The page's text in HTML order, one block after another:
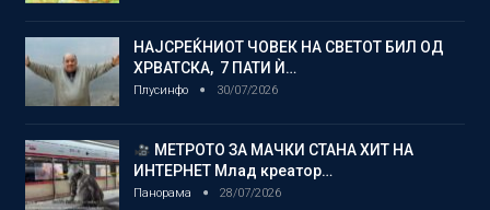
НАЈСРЕЌНИОТ ЧОВЕК НА СВЕТОТ БИЛ ОД
ХРВАТСКА, 7 ПАТИ Ѝ…
Плусинфо 30/07/2026
МЕТРОТО ЗА МАЧКИ СТАНА ХИТ НА
ИНТЕРНЕТ Млад креатор…
Панорама 28/07/2026